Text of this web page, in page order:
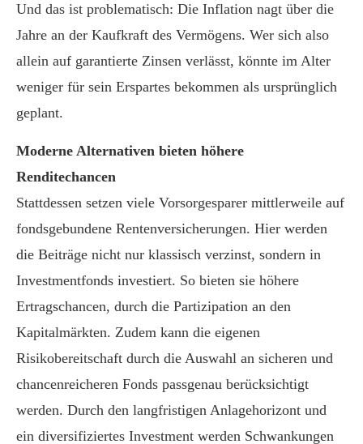
Und das ist problematisch: Die Inflation nagt über die
Jahre an der Kaufkraft des Vermögens. Wer sich also
allein auf garantierte Zinsen verlässt, könnte im Alter
weniger für sein Erspartes bekommen als ursprünglich
geplant.
Moderne Alternativen bieten höhere
Renditechancen
Stattdessen setzen viele Vorsorgesparer mittlerweile auf
fondsgebundene Rentenversicherungen. Hier werden
die Beiträge nicht nur klassisch verzinst, sondern in
Investmentfonds investiert. So bieten sie höhere
Ertragschancen, durch die Partizipation an den
Kapitalmärkten. Zudem kann die eigenen
Risikobereitschaft durch die Auswahl an sicheren und
chancenreicheren Fonds passgenau berücksichtigt
werden. Durch den langfristigen Anlagehorizont und
ein diversifiziertes Investment werden Schwankungen